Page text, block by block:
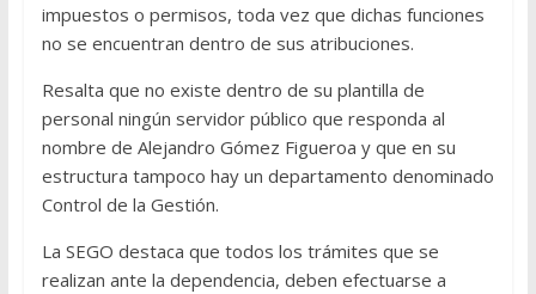
impuestos o permisos, toda vez que dichas funciones
no se encuentran dentro de sus atribuciones.
Resalta que no existe dentro de su plantilla de
personal ningún servidor público que responda al
nombre de Alejandro Gómez Figueroa y que en su
estructura tampoco hay un departamento denominado
Control de la Gestión.
La SEGO destaca que todos los trámites que se
realizan ante la dependencia, deben efectuarse a